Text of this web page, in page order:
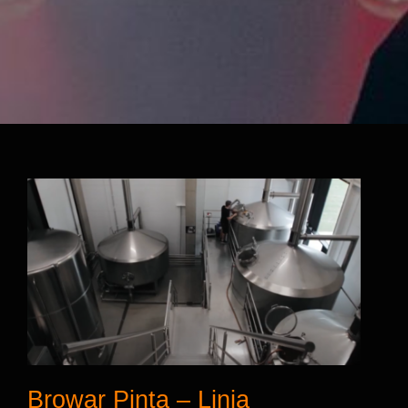
Browar Pinta – Linia
Rozlewnicza firmy STM
Browar Pinta – Linia